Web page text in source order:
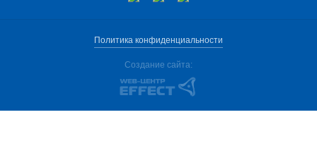
Политика конфиденциальности
Создание сайта: